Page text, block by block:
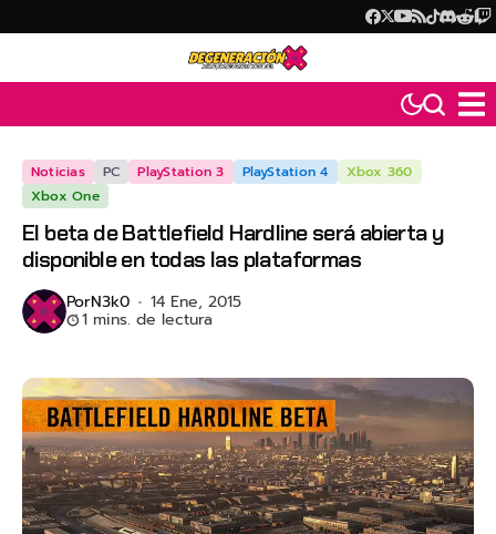
Noticias PC PlayStation 3 PlayStation 4
Xbox 360
Xbox One
El beta de Battlefield Hardline será abierta y
disponible en todas las plataformas
PorN3k0 14 Ene, 2015
1 mins. de lectura